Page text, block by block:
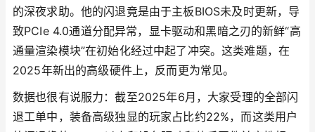
的深夜求助。他的闪退竟是由于主板BIOS未及时更新，导
致PCIe 4.0通道分配异常，显卡驱动和黑暗之刃的新鲜“高
通量渲染模块”在初始化经过中起了冲突。这类难题，在
2025年新出的高级硬件上，反而更为常见。
数据也很有说服力：截至2025年6月，大家受理的全部闪
退工单中，装备高级独显的玩家占比约22%，而这类用户